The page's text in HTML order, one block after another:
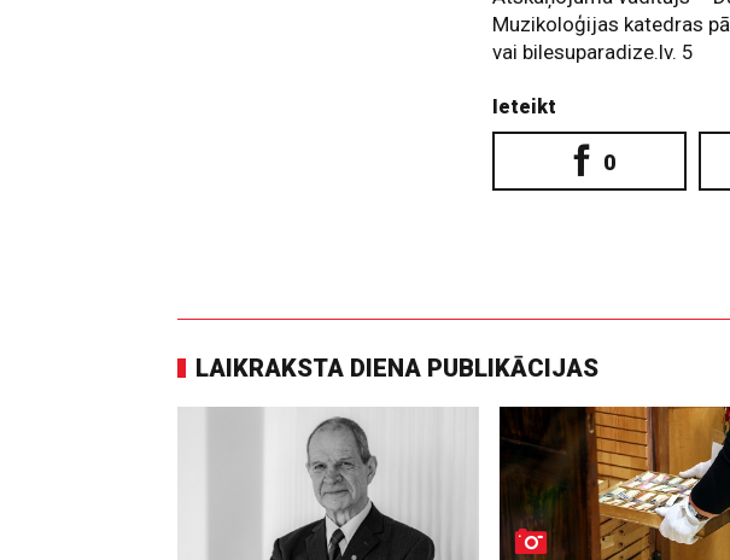
Muzikoloģijas katedras
vai bilesuparadize.lv. 5
Ieteikt
0
LAIKRAKSTA DIENA PUBLIKĀCIJAS